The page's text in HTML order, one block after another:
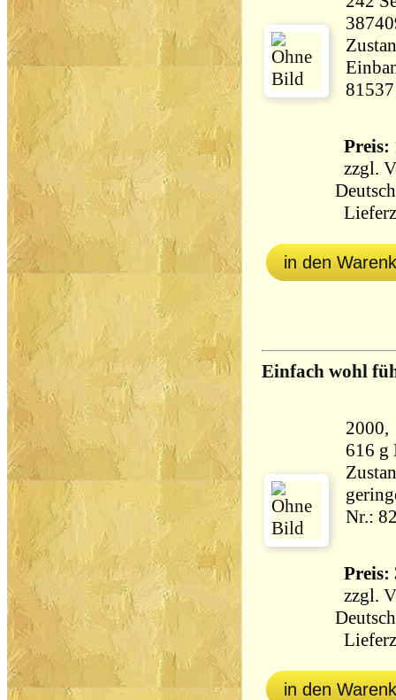
81537
Preis:
zzgl.
in den
Einfach wohl
2000,
616 g
Nr.:
Preis:
zzgl.
in den